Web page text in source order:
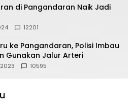
di Pangandaran Naik Jadi
12201
ke Pangandaran, Polisi Imbau
Gunakan Jalur Arteri
10595